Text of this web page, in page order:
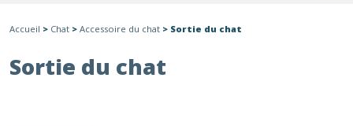
Accueil > Chat > Accessoire du chat > Sortie du chat
Sortie du chat